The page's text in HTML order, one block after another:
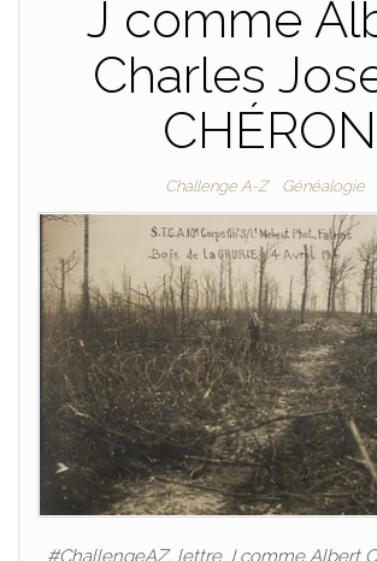
J comme
Charles
CHÉRON
Challenge A-Z Généalogie
#ChallengeAZ, lettre J comme Albert